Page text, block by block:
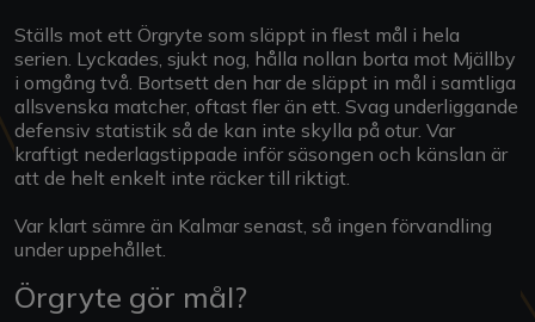
Ställs mot ett Örgryte som släppt in flest mål i hela
serien. Lyckades, sjukt nog, hålla nollan borta mot Mjällby
i omgång två. Bortsett den har de släppt in mål i samtliga
allsvenska matcher, oftast fler än ett. Svag underliggande
defensiv statistik så de kan inte skylla på otur. Var
kraftigt nederlagstippade inför säsongen och känslan är
att de helt enkelt inte räcker till riktigt.
Var klart sämre än Kalmar senast, så ingen förvandling
under uppehållet.
Örgryte gör mål?